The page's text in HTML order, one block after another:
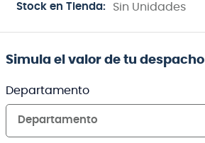
Stock en Tienda: Sin Unidades
Simula el valor de tu despacho
Departamento
Departamento